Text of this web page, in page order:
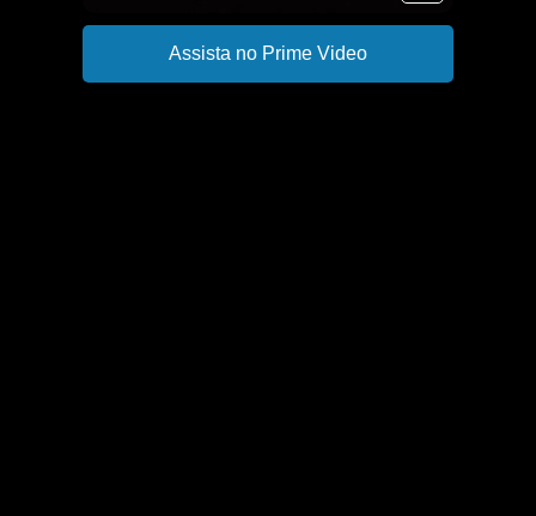
Assista no Prime Video